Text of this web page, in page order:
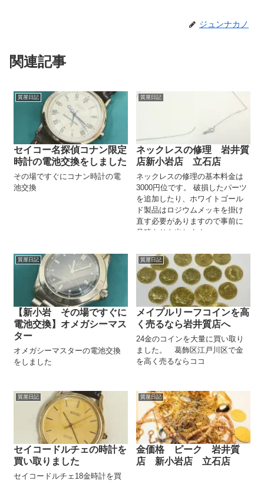
ジュンナカノ
関連記事
質屋日記
セイコー名探偵コナン限定
時計の電池交換をしました
その場ですぐにコナン時計の電
池交換
質屋日記
ネックレスの修理 岩井質
店新小岩店 立石店
ネックレスの修理の基本料金は
3000円位です。 破損したパーツ
を追加したり、ホワイトゴール
ド製品はロジウムメッキを掛け
直す必要がありますので事前に
見積もりを出します。
質屋日記
【新小岩 その場ですぐに
電池交換】オメガシーマス
ター
オメガシーマスターの電池交換
をしました
質屋日記
メイプルリーフコインを高
く売るなら岩井質店へ
24金のコインを大量に買い取り
ました。 葛飾区江戸川区で金
を高く売るならココ
質屋日記
セイコードルチェの時計を
買い取りました
セイコードルチェ18金時計を買
質屋日記
金価格 ピーク 岩井質
店 新小岩店 立石店